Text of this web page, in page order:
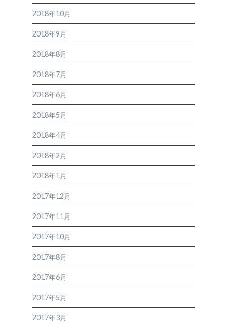
2018年10月
2018年9月
2018年8月
2018年7月
2018年6月
2018年5月
2018年4月
2018年2月
2018年1月
2017年12月
2017年11月
2017年10月
2017年8月
2017年6月
2017年5月
2017年3月